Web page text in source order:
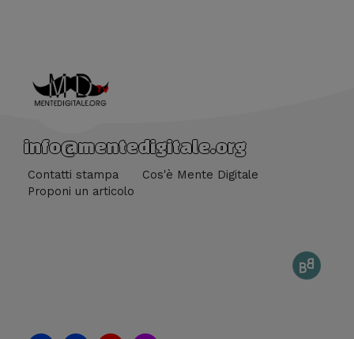
info@mentedigitale.org
Contatti stampa
Cos'è Mente Digitale
Proponi un articolo